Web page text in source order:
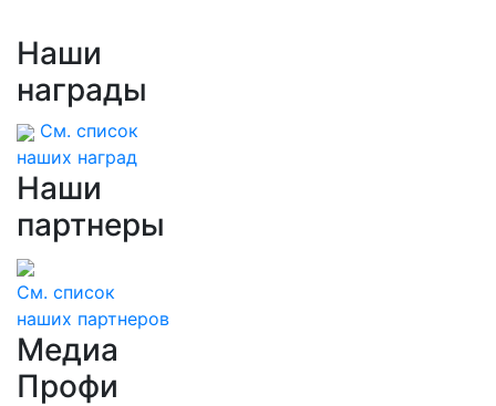
Наши
награды
См. список
наших наград
Наши
партнеры
См. список
наших партнеров
Медиа
Профи